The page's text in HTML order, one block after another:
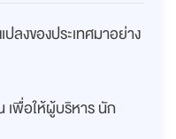
ลงของประเทศมาอย่าง
พื่อให้ผู้บริหาร นัก